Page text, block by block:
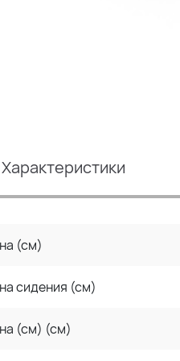
Характеристики
(см)
сидения (см)
(см) (см)